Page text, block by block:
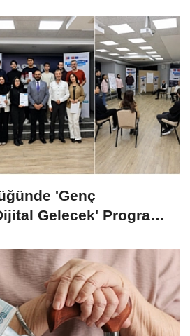
'Genç
Gelecek' Programı